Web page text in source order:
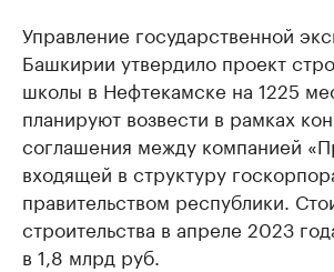
Управление государственной
Башкирии утвердило проект
школы в Нефтекамске на 1225
планируют возвести в рамках
соглашения между компанией
входящей в структуру
правительством республики.
строительства в апреле 2023
в 1,8 млрд руб.